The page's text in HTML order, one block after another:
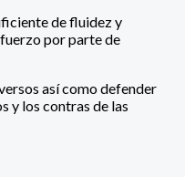
de fluidez y
por parte de
así como defender
y los contras de las